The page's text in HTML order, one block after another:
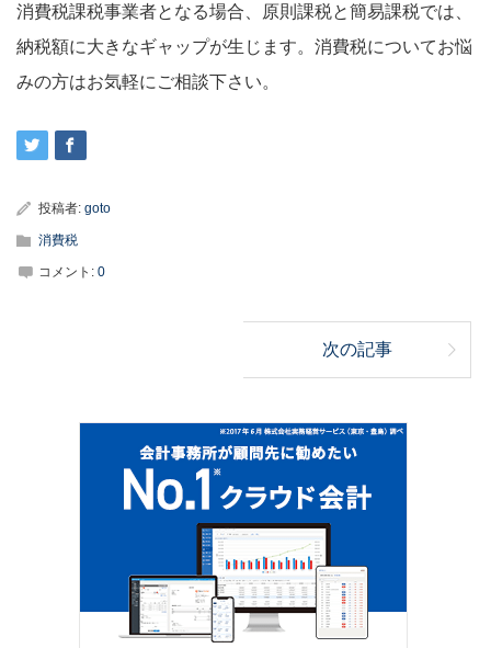
消費税課税事業者となる場合、原則課税と簡易課税では、
納税額に大きなギャップが生じます。消費税についてお悩
みの方はお気軽にご相談下さい。
投稿者: goto
消費税
コメント: 0
次の記事